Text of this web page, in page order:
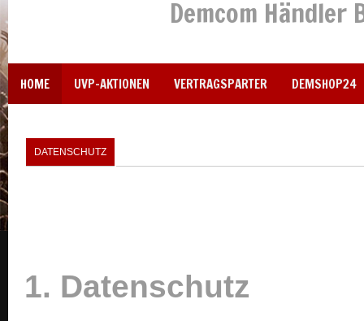
Demcom
HOME UVP-AKTIONEN VERTRAGSPARTER DEMSHOP24
DATENSCHUTZ
1. Datenschutz